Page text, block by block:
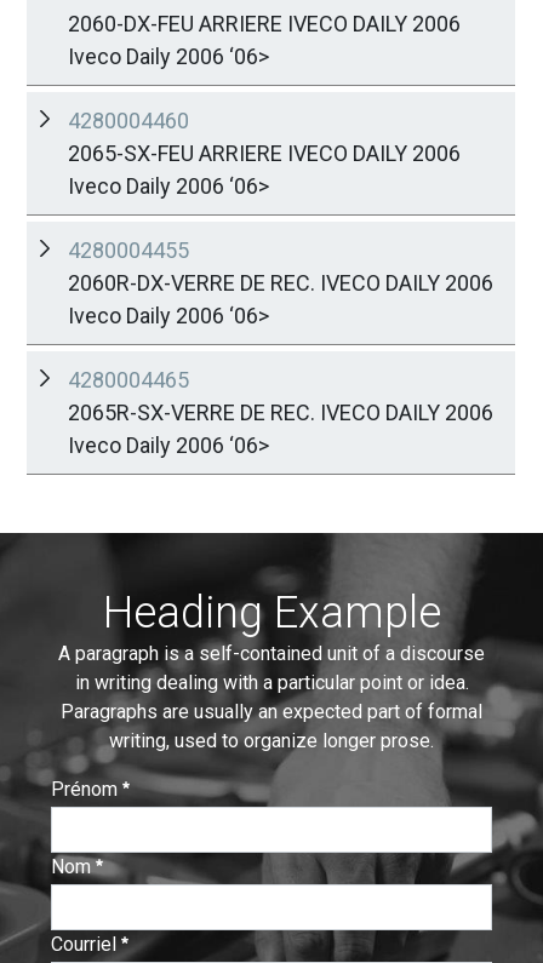
2060-DX-FEU ARRIERE IVECO DAILY 2006
Iveco Daily 2006 ‘06>
4280004460
2065-SX-FEU ARRIERE IVECO DAILY 2006
Iveco Daily 2006 ‘06>
4280004455
2060R-DX-VERRE DE REC. IVECO DAILY 2006
Iveco Daily 2006 ‘06>
4280004465
2065R-SX-VERRE DE REC. IVECO DAILY 2006
Iveco Daily 2006 ‘06>
Heading Example
A paragraph is a self-contained unit of a discourse
in writing dealing with a particular point or idea.
Paragraphs are usually an expected part of formal
writing, used to organize longer prose.
Prénom
:
0/ 280
Nom
:
0/ 280
Courriel
:
0/ 280